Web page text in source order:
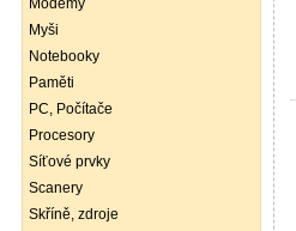
Modemy
Myši
Notebooky
Paměti
PC, Počítače
Procesory
Síťové prvky
Scanery
Skříně, zdroje